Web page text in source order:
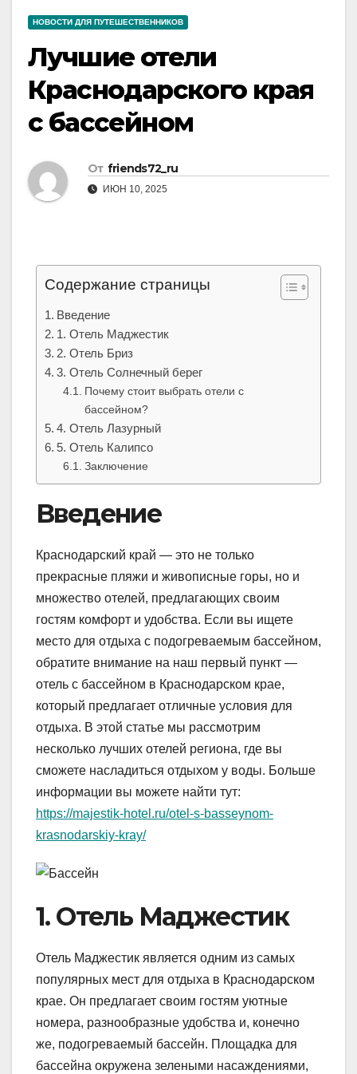
НОВОСТИ ДЛЯ ПУТЕШЕСТВЕННИКОВ
Лучшие отели
Краснодарского края
с бассейном
От friends72_ru
ИЮН 10, 2025
Содержание страницы
Введение
1. Отель Маджестик
2. Отель Бриз
3. Отель Солнечный берег
Почему стоит выбрать отели с
бассейном?
4. Отель Лазурный
5. Отель Калипсо
Заключение
Введение
Краснодарский край — это не только
прекрасные пляжи и живописные горы, но и
множество отелей, предлагающих своим
гостям комфорт и удобства. Если вы ищете
место для отдыха с подогреваемым бассейном,
обратите внимание на наш первый пункт —
отель с бассейном в Краснодарском крае,
который предлагает отличные условия для
отдыха. В этой статье мы рассмотрим
несколько лучших отелей региона, где вы
сможете насладиться отдыхом у воды. Больше
информации вы можете найти тут:
https://majestik-hotel.ru/otel-s-basseynom-
krasnodarskiy-kray/
1. Отель Маджестик
Отель Маджестик является одним из самых
популярных мест для отдыха в Краснодарском
крае. Он предлагает своим гостям уютные
номера, разнообразные удобства и, конечно
же, подогреваемый бассейн. Площадка для
бассейна окружена зелеными насаждениями,